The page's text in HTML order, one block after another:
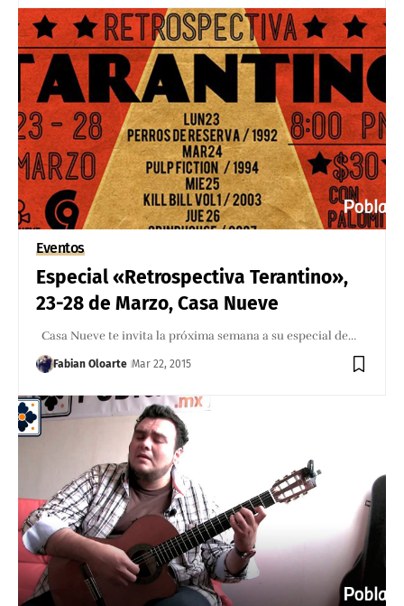
Eventos
Especial «Retrospectiva Terantino»,
23-28 de Marzo, Casa Nueve
Casa Nueve te invita la próxima semana a su especial de…
Fabian Oloarte Mar 22, 2015